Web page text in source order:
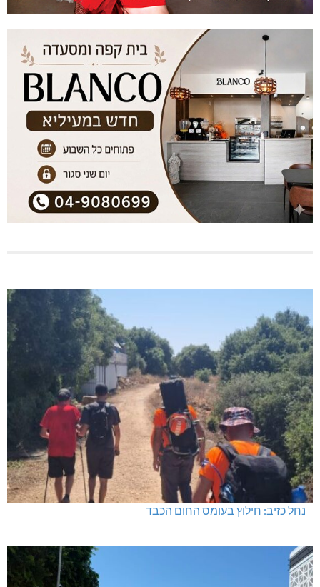
נחל כזיב: חילוץ בעומס החום הכבד